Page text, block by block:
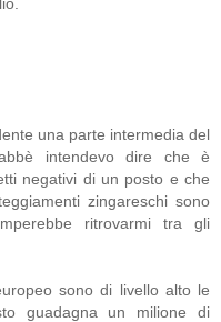
una parte intermedia del
intendevo dire che è
negativi di un posto e che
zingareschi sono
ritrovarmi tra gli
sono di livello alto le
guadagna un milione di